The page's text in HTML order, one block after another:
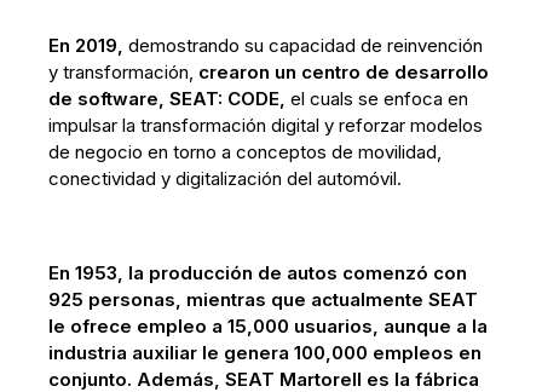
En 2019,demostrando su capacidad de reinvención
y transformación, crearon un centro de desarrollo
de software, SEAT: CODE, el cuals se enfoca en
impulsar la transformación digital y reforzar modelos
de negocio en torno a conceptos de movilidad,
conectividad y digitalización del automóvil.
En 1953, la producción de autos comenzó con
925 personas, mientras que actualmente SEAT
le ofrece empleo a 15,000 usuarios, aunque a la
industria auxiliar le genera 100,000 empleos en
conjunto. Además, SEAT Martorell es la fábrica